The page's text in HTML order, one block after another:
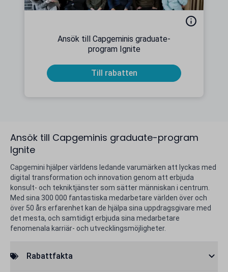
Ansök till Capgeminis graduate-
program Ignite
Till rabatten
Ansök till Capgeminis graduate-program
Ignite
Capgemini hjälper världens ledande varumärken att lyckas med
digital transformation och innovation genom att erbjuda
konsult- och tekniktjänster som sätter människan i centrum.
Med sina 300 000 fantastiska medarbetare världen över och
över 50 års erfarenhet kan de hjälpa sina uppdragsgivare med
det mesta, och samtidigt erbjuda sina medarbetare
fenomenala karriär- och utvecklingsmöjligheter.
Rabattfakta